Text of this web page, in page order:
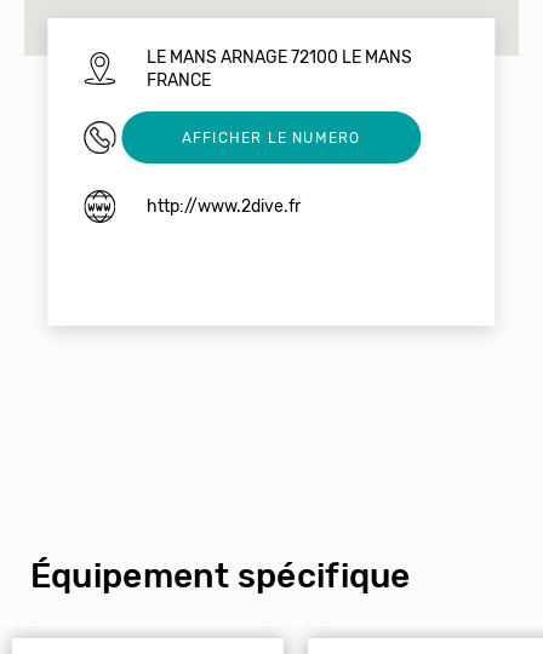
LE MANS ARNAGE 72100 LE MANS
FRANCE
0658006428
AFFICHER LE NUMERO
http://www.2dive.fr
Équipement spécifique